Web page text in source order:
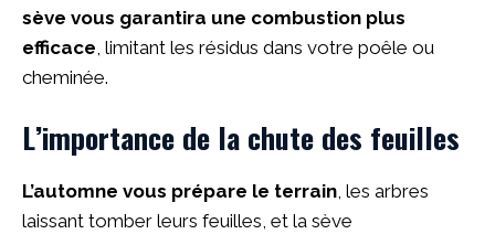
sève vous garantira une combustion plus
efficace , limitant les résidus dans votre poêle ou
cheminée.
L’importance de la chute des feuilles
L’automne vous prépare le terrain, les arbres
laissant tomber leurs feuilles, et la sève